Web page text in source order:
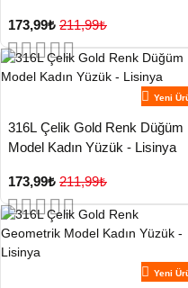
173,99₺ 211,99₺
Yeni
316L Çelik Gold Renk Düğüm
Model Kadın Yüzük - Lisinya
173,99₺ 211,99₺
Yeni